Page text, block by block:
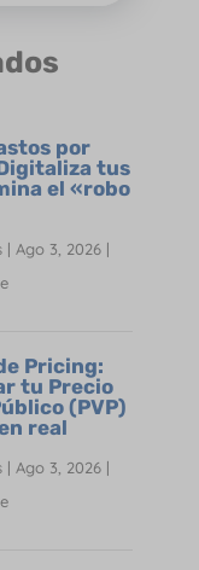
por
tus
el «robo
| Ago 3, 2026|
Pricing:
tu Precio
(PVP)
real
| Ago 3, 2026|